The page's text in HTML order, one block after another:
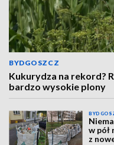
BYDGOSZCZ
Kukurydza na rekord?
bardzo wysokie plony
w
z